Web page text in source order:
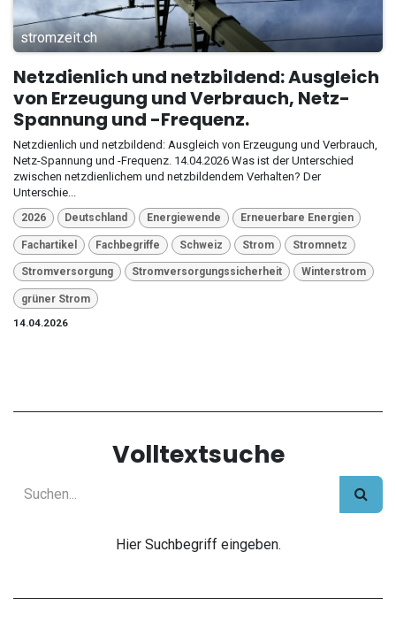
stromzeit.ch
Netzdienlich und netzbildend: Ausgleich
von Erzeugung und Verbrauch, Netz-
Spannung und -Frequenz.
Netzdienlich und netzbildend: Ausgleich von Erzeugung und Verbrauch,
Netz-Spannung und -Frequenz. 14.04.2026 Was ist der Unterschied
zwischen netzdienlichem und netzbildendem Verhalten? Der
Unterschie...
2026 Deutschland Energiewende Erneuerbare Energien
Fachartikel Fachbegriffe Schweiz Strom Stromnetz
Stromversorgung Stromversorgungssicherheit Winterstrom
grüner Strom
14.04.2026
Volltextsuche
Hier Suchbegriff eingeben.